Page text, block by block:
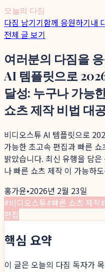
오늘의 다짐
다짐 남기기함께 응원하기내
전체 글 보기
여러분의 다짐을
AI 템플릿으로
달성: 누구나 가능
쇼츠 제작 비법 대
비디오스튜 AI 템플릿으로
가능한 초고속 편집과 빠른
밝았습니다. 최신 유행을 담
나 빠른 쇼츠 제작 이 가능하
홍가윤•2026년 2월 23일
#비디오스튜#빠른 쇼츠 제작#
편집
핵심 요약
이 글은 오늘의 다짐 독자가